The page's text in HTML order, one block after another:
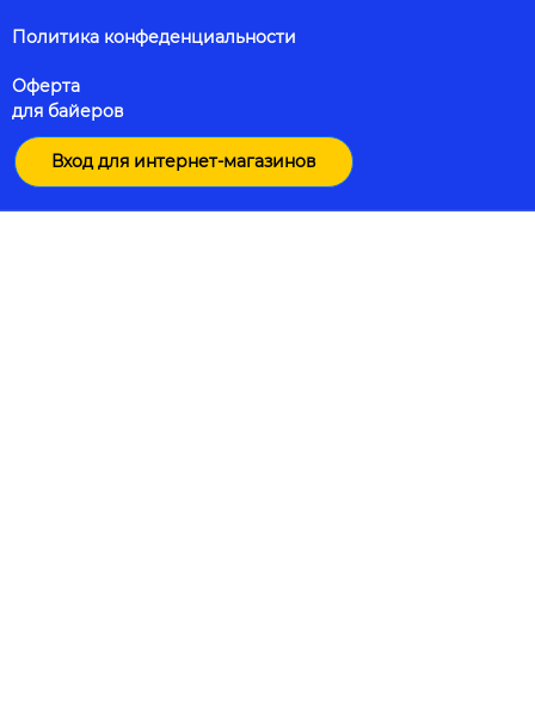
Политика конфеденциальности
Оферта
для байеров
Вход для интернет-магазинов